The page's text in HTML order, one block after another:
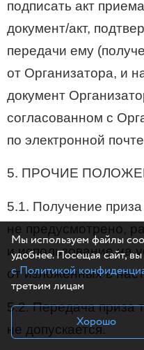
подписать акт
документ/акт,
передачи ему
от Организатора, и
документ
согласованном с
по электронной
5. ПРОЧИЕ
5.1. Получение
не предусмотрено,
и использование на
от изложенных в
5.2. Передача приза
не допускается.
Мы используем файлы
удобнее. Посещая сайт, вы
с Политикой
третьим лицам
Хорошо